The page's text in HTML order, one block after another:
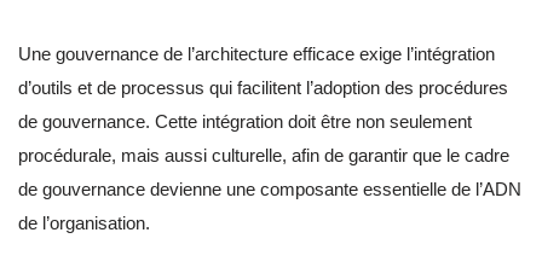
Une gouvernance de l’architecture efficace exige l’intégration
d’outils et de processus qui facilitent l’adoption des procédures
de gouvernance. Cette intégration doit être non seulement
procédurale, mais aussi culturelle, afin de garantir que le cadre
de gouvernance devienne une composante essentielle de l’ADN
de l’organisation.